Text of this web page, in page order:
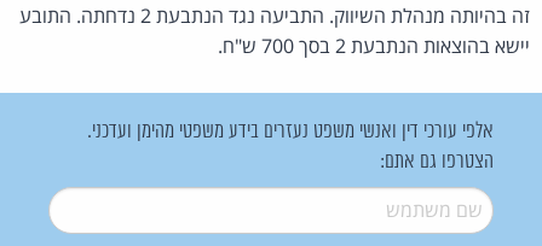
זה בהיותה מנהלת השיווק. התביעה נגד הנתבעת 2 נדחתה. התובע
יישא בהוצאות הנתבעת 2 בסך 700 ש"ח.
אלפי עורכי דין ואנשי משפט נעזרים בידע משפטי מהימן ועדכני.
הצטרפו גם אתם:
שם משתמש*